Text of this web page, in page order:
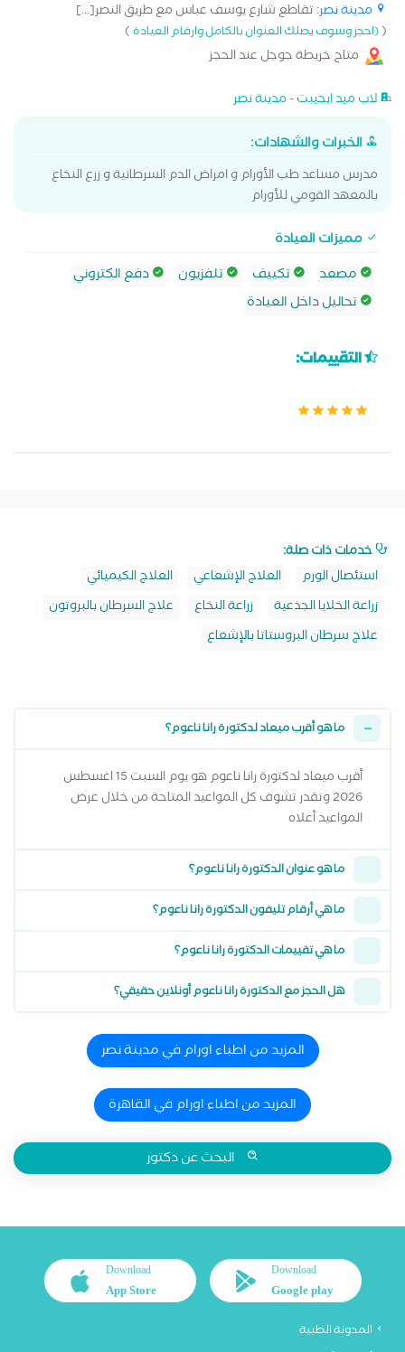
مدينة نصر: تقاطع شارع يوسف عباس مع طريق النصر[...]
((احجز وسوف يصلك العنوان بالكامل وارقام العيادة)
متاح خريطة جوجل عند الحجز
لاب ميد ايجيبت - مدينة نصر
الخبرات والشهادات:
مدرس مساعد طب الأورام و امراض الدم السرطانية و زرع النخاع
بالمعهد القومي للأورام
مميزات العيادة
مصعد
تكييف تلفزيون
دفع الكتروني
تحاليل داخل العيادة
التقييمات:
خدمات ذات صلة:
استئصال الورم
العلاج الإشعاعي
العلاج الكيميائي
زراعة الخلايا الجذعية
زراعة النخاع
علاج السرطان بالبروتون
علاج سرطان البروستاتا بالإشعاع
ما هو أقرب ميعاد لدكتورة رانا ناعوم؟
أقرب ميعاد لدكتورة رانا ناعوم هو يوم السبت 15 اغسطس
2026 وتقدر تشوف كل المواعيد المتاحة من خلال عرض
المواعيد أعلاه
ما هو عنوان الدكتورة رانا ناعوم؟
ما هي أرقام تليفون الدكتورة رانا ناعوم؟
ما هي تقييمات الدكتورة رانا ناعوم؟
هل الحجز مع الدكتورة رانا ناعوم أونلاين حقيقي؟
المزيد من اطباء اورام في مدينة نصر
المزيد من اطباء اورام في القاهرة
البحث عن دكتور
Download
Google play
Download
App Store
المدونة الطبية